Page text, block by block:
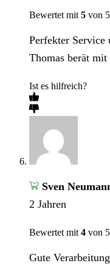
Bewertet mit 5 von 5
Perfekter Service
Thomas berät
Ist es hilfreich?
Sven
2 Jahren
Bewertet mit 4 von 5
Gute